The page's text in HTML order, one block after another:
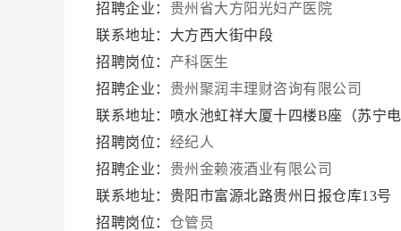
招聘企业： 贵州省大方阳光妇产医院
联系地址：大方西大街中段
招聘岗位： 产科医生
招聘企业： 贵州聚润丰理财咨询有限公司
联系地址：喷水池虹祥大厦十四楼B座（苏宁
招聘岗位： 经纪人
招聘企业： 贵州金赖液酒业有限公司
联系地址：贵阳市富源北路贵州日报仓库13号
招聘岗位： 仓管员